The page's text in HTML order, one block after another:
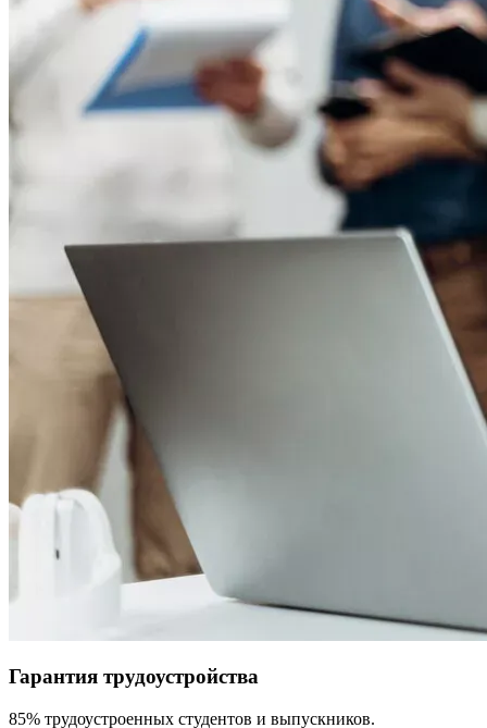
Гарантия трудоустройства
85% трудоустроенных студентов и выпускников.